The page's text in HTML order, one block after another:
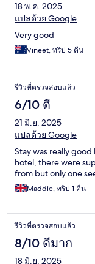
18 พ.ค. 2025
แปลด้วย Google
Very good
Vineet, ทริป 5 คืน
รีวิวที่ตรวจสอบแล้ว
6/10 ดี
21 มิ.ย. 2025
แปลด้วย Google
Stay was really
hotel, there were
from but only one
Maddie, ทริป 1 คืน
รีวิวที่ตรวจสอบแล้ว
8/10 ดีมาก
18 มิ.ย. 2025